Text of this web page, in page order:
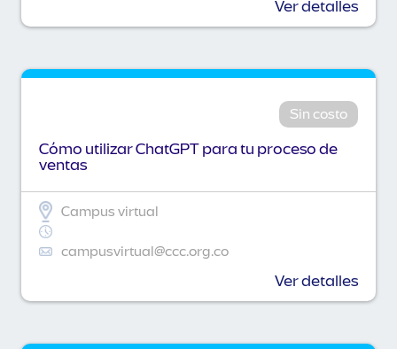
Ver detalles
Sin costo
Cómo utilizar ChatGPT para tu proceso de
ventas
Campus virtual
campusvirtual@ccc.org.co
Ver detalles